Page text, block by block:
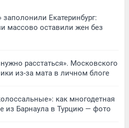
Екатеринбург:
массово оставили жен без
расстаться». Московского
из-за мата в личном блоге
как многодетная
из Барнаула в Турцию — фото